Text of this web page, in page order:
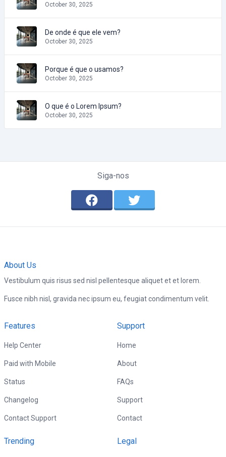
October 30, 2025
De onde é que ele vem?
October 30, 2025
Porque é que o usamos?
October 30, 2025
O que é o Lorem Ipsum?
October 30, 2025
Siga-nos
About Us
Vestibulum quis risus sed nisl pellentesque aliquet et et lorem.
Fusce nibh nisl, gravida nec ipsum eu, feugiat condimentum velit.
Features
Help Center
Paid with Mobile
Status
Changelog
Contact Support
Support
Home
About
FAQs
Support
Contact
Trending Legal